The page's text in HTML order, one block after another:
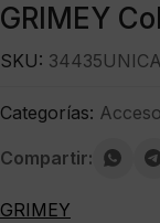
GRIMEY
SKU: 34435UNICA
Categorías:
Compartir:
GRIMEY